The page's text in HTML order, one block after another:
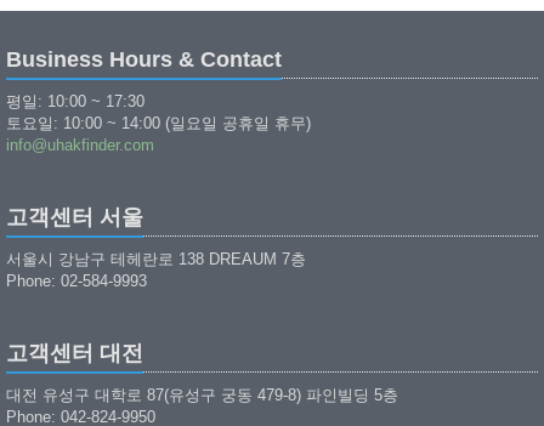
Business Hours & Contact
평일: 10:00 ~ 17:30
토요일: 10:00 ~ 14:00 (일요일 공휴일 휴무)
info@uhakfinder.com
고객센터 서울
서울시 강남구 테헤란로 138 DREAUM 7층
Phone: 02-584-9993
고객센터 대전
대전 유성구 대학로 87(유성구 궁동 479-8) 파인빌딩 5층
Phone: 042-824-9950